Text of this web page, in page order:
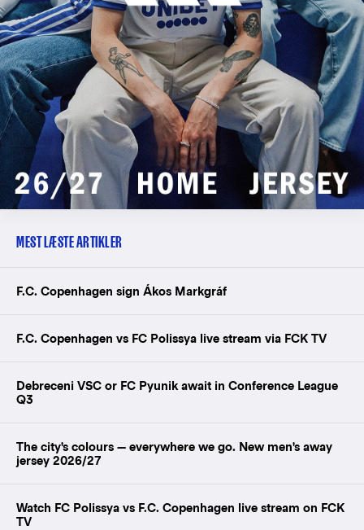
MEST LÆSTE ARTIKLER
F.C. Copenhagen sign Ákos Markgráf
F.C. Copenhagen vs FC Polissya live stream via FCK TV
Debreceni VSC or FC Pyunik await in Conference League
Q3
The city's colours — everywhere we go. New men's away
jersey 2026/27
Watch FC Polissya vs F.C. Copenhagen live stream on FCK
TV